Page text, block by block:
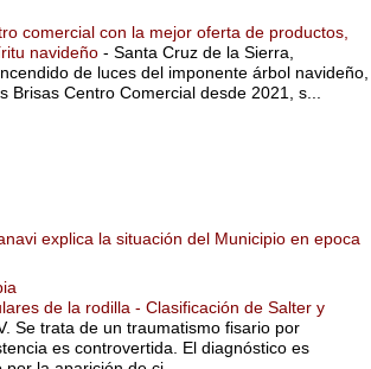
comercial con la mejor oferta de productos,
navideño - Santa Cruz de la Sierra,
de luces del imponente árbol navideño,
Brisas Centro Comercial desde 2021, s...
explica la situación del Municipio en epoca
de la rodilla - Clasificación de Salter y
Se trata de un traumatismo fisario por
es controvertida. El diagnóstico es